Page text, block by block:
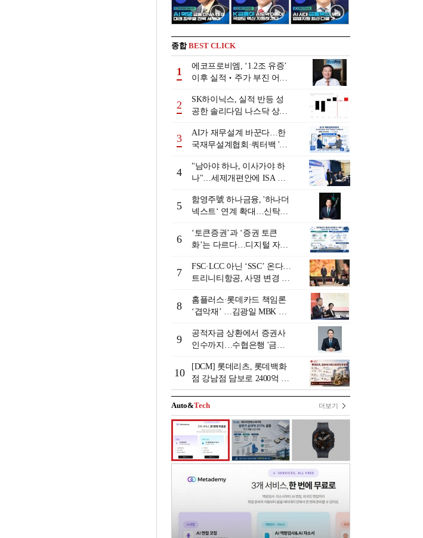
종합BEST CLICK
1
에코프로비엠, ‘1.2조 유증’
이후 실적‧주가 부진 어쩌
2
SK하이닉스, 실적 반등 성
공한 솔리다임 나스닥 상장
3
AI가 재무설계 바꾼다…한
국재무설계협회·쿼터백 '베
4
"남아야 하나, 이사가야 하
나"…세제개편안에 ISA 투
5
함영주號 하나금융, '하나더
넥스트‘ 연계 확대…신탁수
니어 비즈니스 돋보기]
6
‘토큰증권’과 ‘증권 토큰
화’는 다르다…디지털 자본
7
FSC·LCC 아닌 ‘SSC’ 온다…
트리니티항공, 사명 변경 넘
8
홈플러스·롯데카드 책임론
‘겹악재’ …김광일 MBK 부
9
공적자금 상환에서 증권사
인수까지…수협은행 '금융
행 금융그룹의 꿈①]
10
[DCM] 롯데리츠, 롯데백화
점 강남점 담보로 2400억 조
달…단기채 차환
Auto&Tech 더보기